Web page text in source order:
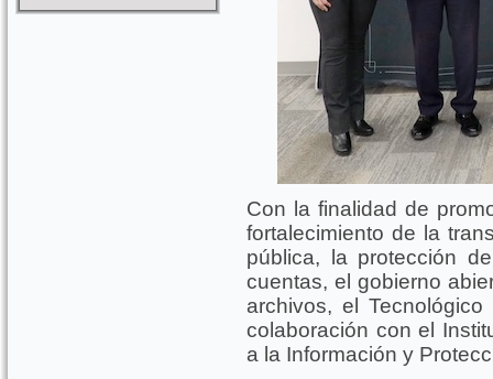
Con la finalidad de
fortalecimiento de la
pública, la protección
cuentas, el gobierno
archivos, el
colaboración con el
a la Información y